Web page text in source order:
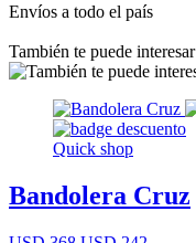
Envíos a todo el país
También te puede interesar
Quick shop
Bandolera Cruz